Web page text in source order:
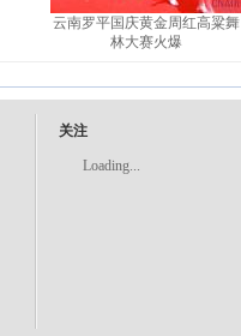
云南罗平国庆黄金周红高粱舞
林大赛火爆
关注
Loading...